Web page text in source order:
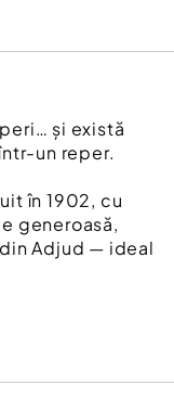
și există
un reper.
în 1902, cu
generoasă,
Adjud — ideal